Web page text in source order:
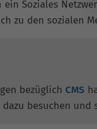
Soziales
zu den sozialen
bezüglich CMS
besuchen